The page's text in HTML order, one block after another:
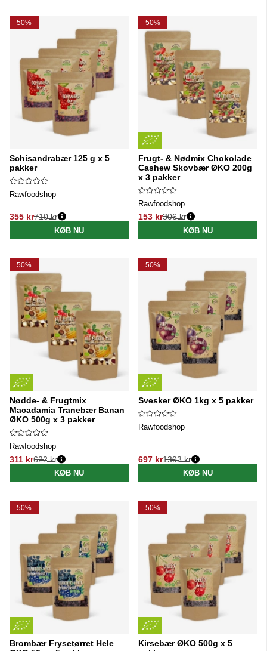
50%
Schisandrabær 125 g x 5
pakker
Rawfoodshop
355 kr
Normalpris:
710 kr
KØB NU
50%
Frugt- & Nødmix Chokolade
Cashew Skovbær ØKO 200g
x 3 pakker
Rawfoodshop
153 kr
Normalpris:
306 kr
KØB NU
50%
Nødde- & Frugtmix
Macadamia Tranebær Banan
ØKO 500g x 3 pakker
Rawfoodshop
311 kr
Normalpris:
622 kr
KØB NU
50%
Svesker ØKO 1kg x 5 pakker
Rawfoodshop
697 kr
Normalpris:
1393 kr
KØB NU
50%
Brombær Frysetørret Hele
50%
Kirsebær ØKO 500g x 5